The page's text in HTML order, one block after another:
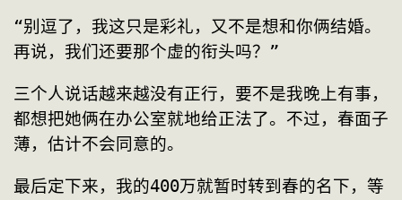
“别逗了，我这只是彩礼，又不是想和你俩结婚。
再说，我们还要那个虚的衔头吗？”
三个人说话越来越没有正行，要不是我晚上有事，
都想把她俩在办公室就地给正法了。不过，春面子
薄，估计不会同意的。
最后定下来，我的400万就暂时转到春的名下，等